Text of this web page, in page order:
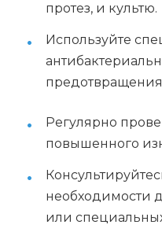
протез, и культю.
Используйте
Регулярно
повышенного
необходимости
или